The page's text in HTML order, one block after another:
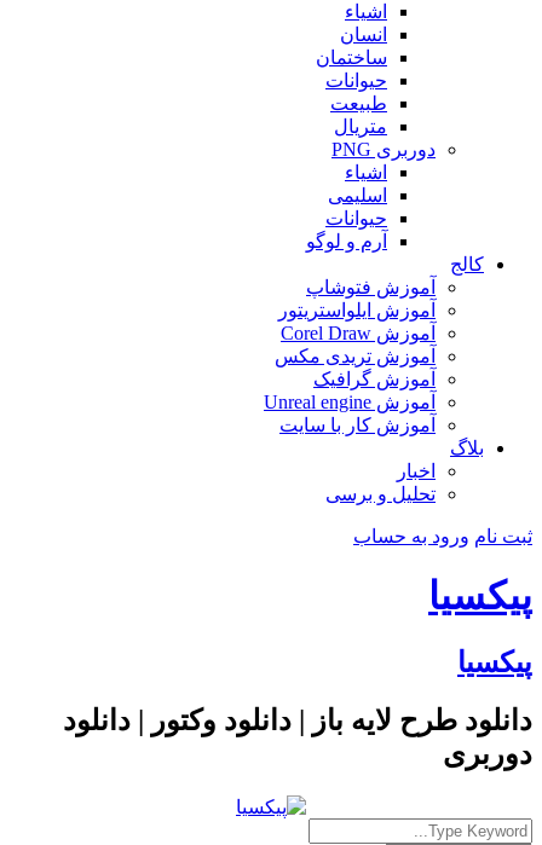
اشیاء
انسان
ساختمان
حیوانات
طبیعت
متریال
دوربری PNG
اشیاء
اسلیمی
حیوانات
آرم و لوگو
کالج
آموزش فتوشاپ
آموزش ایلواستریتور
آموزش Corel Draw
آموزش تریدی مکس
آموزش گرافیک
آموزش Unreal engine
آموزش کار با سایت
بلاگ
اخبار
تحلیل و برسی
ثبت نام ورود به حساب
پیکسیا
پیکسیا
دانلود طرح لایه باز | دانلود وکتور | دانلود
دوربری